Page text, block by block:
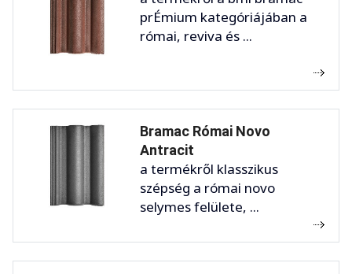
prÉmium kategóriájában a
római, reviva és ...
Bramac Római Novo
Antracit
a termékről klasszikus
szépség a római novo
selymes felülete, ...